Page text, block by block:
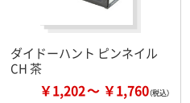
ダイドーハント ピンネイル
CH 茶
￥1,202 ￥1,760